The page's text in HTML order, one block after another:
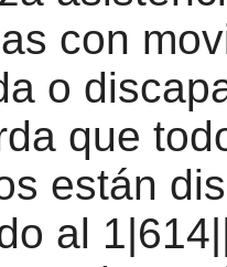
con
o
que
están
al